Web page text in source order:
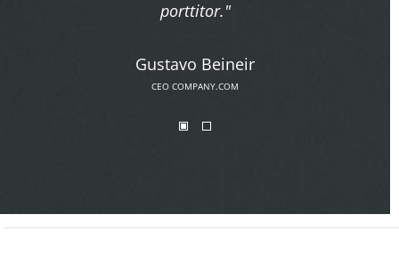
porttitor."
Gustavo Beineir
CEO COMPANY.COM